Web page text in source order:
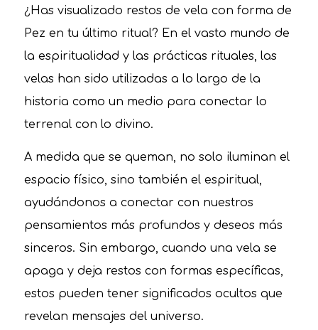
¿Has visualizado restos de vela con forma de
Pez en tu último ritual? En el vasto mundo de
la espiritualidad y las prácticas rituales, las
velas han sido utilizadas a lo largo de la
historia como un medio para conectar lo
terrenal con lo divino.
A medida que se queman, no solo iluminan el
espacio físico, sino también el espiritual,
ayudándonos a conectar con nuestros
pensamientos más profundos y deseos más
sinceros. Sin embargo, cuando una vela se
apaga y deja restos con formas específicas,
estos pueden tener significados ocultos que
revelan mensajes del universo.